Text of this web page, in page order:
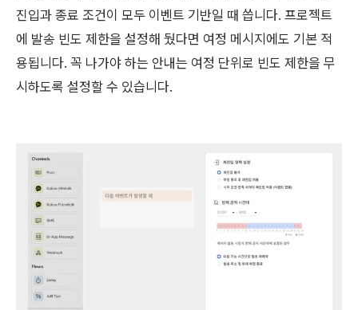
진입과 종료 조건이 모두 이벤트 기반일 때 씁니다. 프로젝트
에 발송 빈도 제한을 설정해 뒀다면 여정 메시지에도 기본 적
용됩니다. 꼭 나가야 하는 안내는 여정 단위로 빈도 제한을 무
시하도록 설정할 수 있습니다.